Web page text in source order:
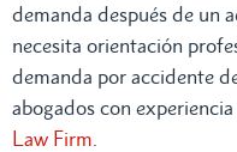
demanda después de un
necesita orientación
demanda por accidente
abogados con
Law Firm